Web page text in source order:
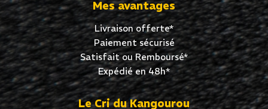
Mes avantages
Livraison offerte*
Paiement sécurisé
Satisfait ou Remboursé*
Expédié en 48h*
Le Cri du Kangourou